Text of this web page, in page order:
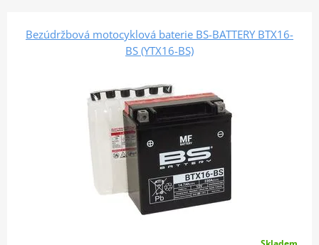
Bezúdržbová motocyklová baterie BS-BATTERY BTX16-
BS (YTX16-BS)